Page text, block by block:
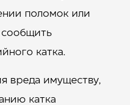
поломок или
сообщить
катка.
вреда имуществу,
катка